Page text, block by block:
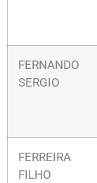
FERNANDO
SERGIO
FERREIRA
FILHO